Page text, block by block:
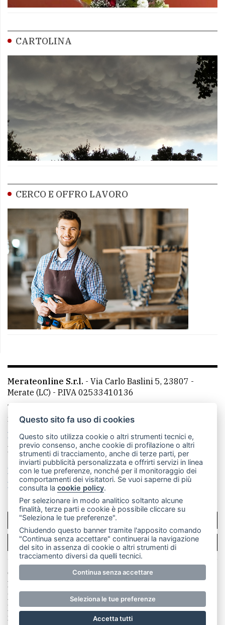
CARTOLINA
CERCO E OFFRO LAVORO
Merateonline S.r.l. - Via Carlo Baslini 5, 23807 -
Merate (LC) - P.IVA 02533410136
Telefono:
mail: redazione@merateonline.it
La redazione
CasateOnline LeccoOnline
RSS
Made by VIP
Privacy policy
Cookie policy
Rivedi le tue scelte sui cookie
SCRIVICI
PER LA TUA PUBBLICITÀ
© Copyright Merateonline S.r.l. - Tutti i diritti riservati.
E' proibita la riproduzione e pubblicazione anche
parziale di testi, articoli e immagini senza la
preventiva autorizzazione scritta dell'editore. RI Lecco
numero Rea LC 291.277 - Capitale sociale 10.329,14 €
Questo sito fa uso di cookies
Questo sito utilizza cookie o altri strumenti tecnici e,
previo consenso, anche cookie di profilazione o altri
strumenti di tracciamento, anche di terze parti, per
inviarti pubblicità personalizzata e offrirti servizi in linea
con le tue preferenze, nonché per il monitoraggio dei
comportamenti dei visitatori. Se vuoi saperne di più
consulta lacookie policy.
Per selezionare in modo analitico soltanto alcune
finalità, terze parti e cookie è possibile cliccare su
"Seleziona le tue preferenze".
Chiudendo questo banner tramite l'apposito comando
"Continua senza accettare" continuerai la navigazione
del sito in assenza di cookie o altri strumenti di
tracciamento diversi da quelli tecnici.
Continua senza accettare
Seleziona le tue preferenze
Accetta tutti